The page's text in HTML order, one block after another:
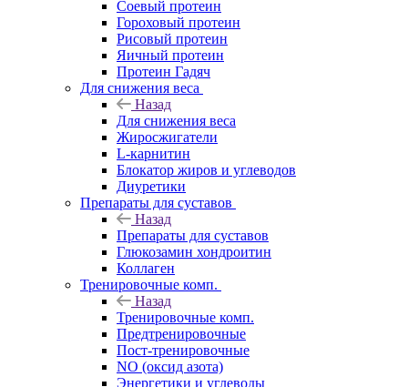
Соевый протеин
Гороховый протеин
Рисовый протеин
Яичный протеин
Протеин Гадяч
Для снижения веса
Назад
Для снижения веса
Жиросжигатели
L-карнитин
Блокатор жиров и углеводов
Диуретики
Препараты для суставов
Назад
Препараты для суставов
Глюкозамин хондроитин
Коллаген
Тренировочные комп.
Назад
Тренировочные комп.
Предтренировочные
Пост-тренировочные
NO (оксид азота)
Энергетики и углеводы